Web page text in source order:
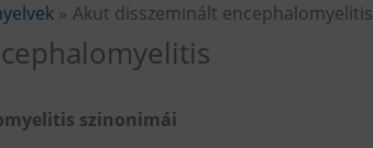
Akut disszeminált encephalomyelitis
szinonimái